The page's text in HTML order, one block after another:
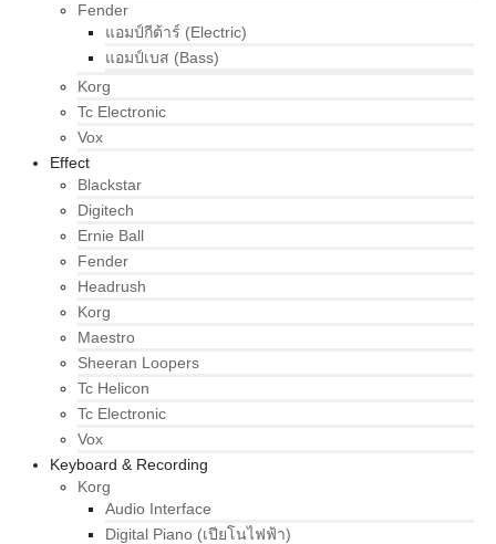
Fender
แอมป์กีต้าร์ (Electric)
แอมป์เบส (Bass)
Korg
Tc Electronic
Vox
Effect
Blackstar
Digitech
Ernie Ball
Fender
Headrush
Korg
Maestro
Sheeran Loopers
Tc Helicon
Tc Electronic
Vox
Keyboard & Recording
Korg
Audio Interface
Digital Piano (เปียโนไฟฟ้า)